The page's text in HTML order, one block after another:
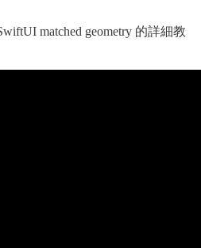
matched geometry 的詳細教